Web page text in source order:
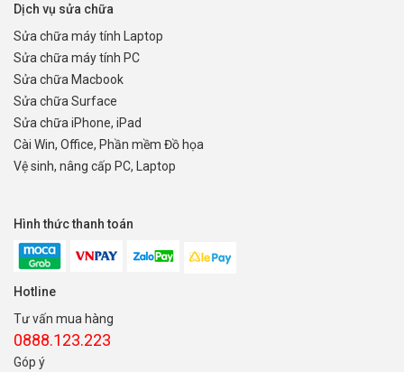
Dịch vụ sửa chữa
Sửa chữa máy tính Laptop
Sửa chữa máy tính PC
Sửa chữa Macbook
Sửa chữa Surface
Sửa chữa iPhone, iPad
Cài Win, Office, Phần mềm Đồ họa
Vệ sinh, nâng cấp PC, Laptop
Hình thức thanh toán
Hotline
Tư vấn mua hàng
0888.123.223
Góp ý